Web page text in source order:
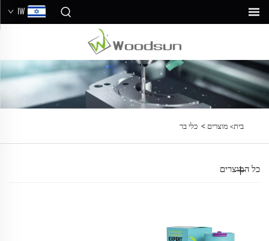
IW
בית> מוצרים > כלי בר
כל המוצרים